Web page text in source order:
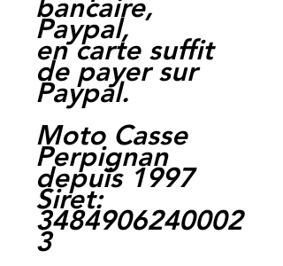
bancaire,
Paypal,
en carte suffit
de payer sur
Paypal.
Moto Casse
Perpignan
depuis 1997
Siret:
3484906240002
3